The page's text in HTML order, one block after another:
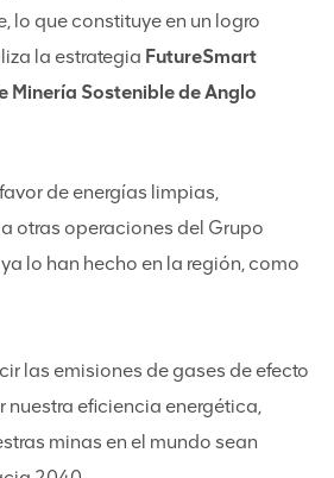
lo que constituye en un logro
la estrategia FutureSmart
Minería Sostenible de Anglo
de energías limpias,
otras operaciones del Grupo
lo han hecho en la región, como
las emisiones de gases de efecto
nuestra eficiencia energética,
minas en el mundo sean